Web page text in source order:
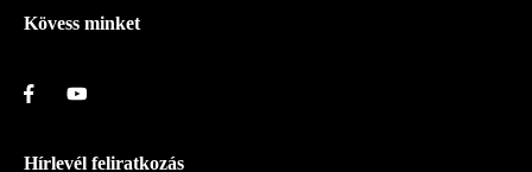
Kövess minket
Hírlevél feliratkozás